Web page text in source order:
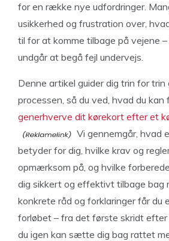
for en række nye udfordringer.
usikkerhed og frustration over,
til for at komme tilbage på vejene
undgår at begå fejl undervejs.
Denne artikel guider dig trin for trin
processen, så du ved, hvad du kan
generhverve dit kørekort efter et
Vi gennemgår, hvad
betyder for dig, hvilke krav og
opmærksom på, og hvilke
dig sikkert og effektivt tilbage bag
konkrete råd og forklaringer får du
forløbet – fra det første skridt
du igen kan sætte dig bag rattet